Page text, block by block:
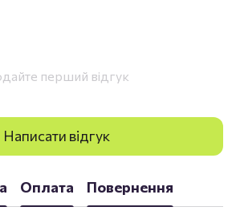
перший відгук
Написати відгук
Оплата Повернення